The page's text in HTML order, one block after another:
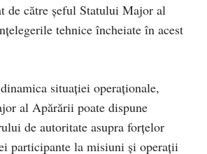
de către șeful Statului Major al
tehnice încheiate în acest
situației operaționale,
al Apărării poate dispune
de autoritate asupra forțelor
participante la misiuni și operații